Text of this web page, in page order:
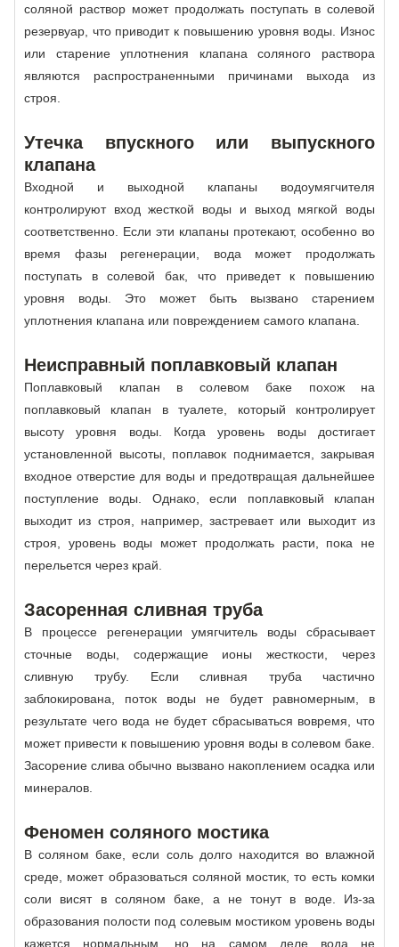
соляной раствор может продолжать поступать в солевой
резервуар, что приводит к повышению уровня воды. Износ
или старение уплотнения клапана соляного раствора
являются распространенными причинами выхода из
строя.
Утечка впускного или выпускного
клапана
Входной и выходной клапаны водоумягчителя
контролируют вход жесткой воды и выход мягкой воды
соответственно. Если эти клапаны протекают, особенно во
время фазы регенерации, вода может продолжать
поступать в солевой бак, что приведет к повышению
уровня воды. Это может быть вызвано старением
уплотнения клапана или повреждением самого клапана.
Неисправный поплавковый клапан
Поплавковый клапан в солевом баке похож на
поплавковый клапан в туалете, который контролирует
высоту уровня воды. Когда уровень воды достигает
установленной высоты, поплавок поднимается, закрывая
входное отверстие для воды и предотвращая дальнейшее
поступление воды. Однако, если поплавковый клапан
выходит из строя, например, застревает или выходит из
строя, уровень воды может продолжать расти, пока не
перельется через край.
Засоренная сливная труба
В процессе регенерации умягчитель воды сбрасывает
сточные воды, содержащие ионы жесткости, через
сливную трубу. Если сливная труба частично
заблокирована, поток воды не будет равномерным, в
результате чего вода не будет сбрасываться вовремя, что
может привести к повышению уровня воды в солевом баке.
Засорение слива обычно вызвано накоплением осадка или
минералов.
Феномен соляного мостика
В соляном баке, если соль долго находится во влажной
среде, может образоваться соляной мостик, то есть комки
соли висят в соляном баке, а не тонут в воде. Из-за
образования полости под солевым мостиком уровень воды
кажется нормальным, но на самом деле вода не